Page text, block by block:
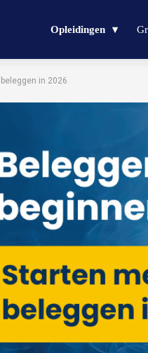
Opleidingen
in 2026